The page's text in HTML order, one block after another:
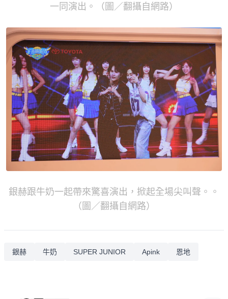
一同演出。（圖／翻攝自網路）
銀赫跟牛奶一起帶來驚喜演出，掀起全場尖叫聲。。
（圖／翻攝自網路）
銀赫 牛奶 SUPER JUNIOR Apink 恩地